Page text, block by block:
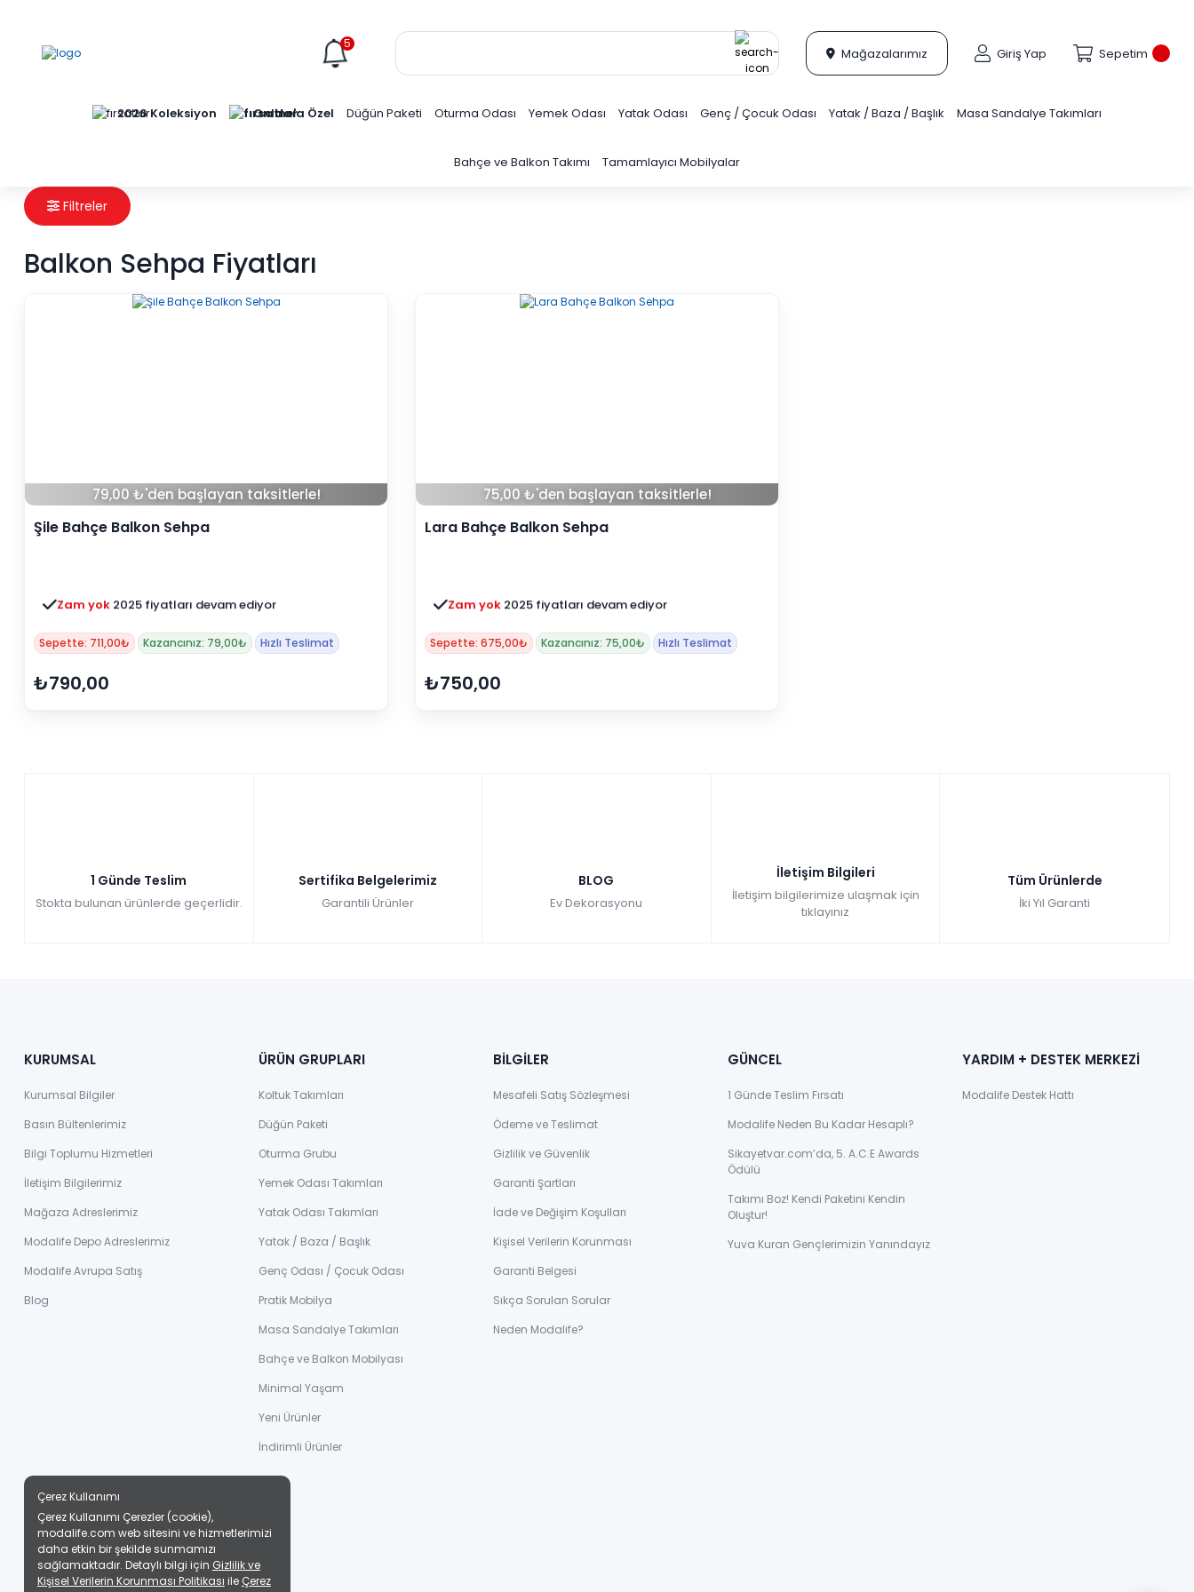
5
Mağazalarımız Giriş Yap Sepetim
2026 Koleksiyon Online'a Özel Düğün Paketi Oturma Odası Yemek Odası Yatak Odası Genç / Çocuk Odası Yatak / Baza / Başlık Masa Sandalye Takımları
Bahçe ve Balkon Takımı Tamamlayıcı Mobilyalar
Filtreler
Balkon Sehpa Fiyatları
79,00 ₺'den başlayan taksitlerle!
Şile Bahçe Balkon Sehpa
Zam yok 2025 fiyatları devam ediyor
3 ay ertelemeli 18 ayalışveriş kredisiyle öde
Sepette: 711,00₺ Kazancınız: 79,00₺ Hızlı Teslimat
₺790,00
75,00 ₺'den başlayan taksitlerle!
Lara Bahçe Balkon Sehpa
Zam yok 2025 fiyatları devam ediyor
3 ay ertelemeli 18 ayalışveriş kredisiyle öde
Sepette: 675,00₺ Kazancınız: 75,00₺ Hızlı Teslimat
₺750,00
1 Günde Teslim
Stokta bulunan ürünlerde geçerlidir.
Sertifika Belgelerimiz
Garantili Ürünler
BLOG
Ev Dekorasyonu
İletişim Bilgileri
İletişim bilgilerimize ulaşmak için
tıklayınız
Tüm Ürünlerde
İki Yıl Garanti
KURUMSAL
Kurumsal Bilgiler
Basın Bültenlerimiz
Bilgi Toplumu Hizmetleri
İletişim Bilgilerimiz
Mağaza Adreslerimiz
Modalife Depo Adreslerimiz
Modalife Avrupa Satış
Blog
ÜRÜN GRUPLARI
Koltuk Takımları
Düğün Paketi
Oturma Grubu
Yemek Odası Takımları
Yatak Odası Takımları
Yatak / Baza / Başlık
Genç Odası / Çocuk Odası
Pratik Mobilya
Masa Sandalye Takımları
Bahçe ve Balkon Mobilyası
Minimal Yaşam
Yeni Ürünler
İndirimli Ürünler
BİLGİLER
Mesafeli Satış Sözleşmesi
Ödeme ve Teslimat
Gizlilik ve Güvenlik
Garanti Şartları
İade ve Değişim Koşulları
Kişisel Verilerin Korunması
Garanti Belgesi
Sıkça Sorulan Sorular
Neden Modalife?
GÜNCEL
1 Günde Teslim Fırsatı
Modalife Neden Bu Kadar Hesaplı?
Sikayetvar.com’da, 5. A.C.E Awards
Ödülü
Takımı Boz! Kendi Paketini Kendin
Oluştur!
Yuva Kuran Gençlerimizin Yanındayız
YARDIM + DESTEK MERKEZİ
Modalife Destek Hattı
Çerez Kullanımı
Çerez Kullanımı Çerezler (cookie),
modalife.com web sitesini ve hizmetlerimizi
daha etkin bir şekilde sunmamızı
sağlamaktadır. Detaylı bilgi için Gizlilik ve
Kişisel Verilerin Korunması Politikası ile Çerez